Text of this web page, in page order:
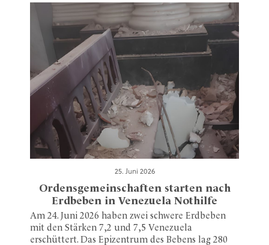
25. Juni 2026
Ordensgemeinschaften starten nach
Erdbeben in Venezuela Nothilfe
Am 24. Juni 2026 haben zwei schwere Erdbeben
mit den Stärken 7,2 und 7,5 Venezuela
erschüttert. Das Epizentrum des Bebens lag 280